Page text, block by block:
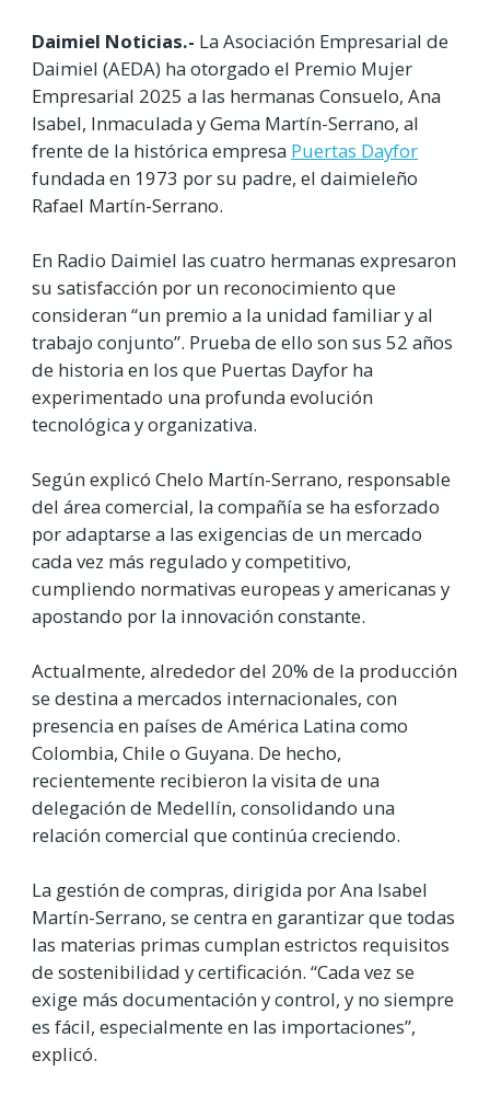
Daimiel Noticias.- La Asociación Empresarial de
Daimiel (AEDA) ha otorgado el Premio Mujer
Empresarial 2025 a las hermanas Consuelo, Ana
Isabel, Inmaculada y Gema Martín-Serrano, al
frente de la histórica empresa Puertas Dayfor
fundada en 1973 por su padre, el daimieleño
Rafael Martín-Serrano.
En Radio Daimiel las cuatro hermanas expresaron
su satisfacción por un reconocimiento que
consideran “un premio a la unidad familiar y al
trabajo conjunto”. Prueba de ello son sus 52 años
de historia en los que Puertas Dayfor ha
experimentado una profunda evolución
tecnológica y organizativa.
Según explicó Chelo Martín-Serrano, responsable
del área comercial, la compañía se ha esforzado
por adaptarse a las exigencias de un mercado
cada vez más regulado y competitivo,
cumpliendo normativas europeas y americanas y
apostando por la innovación constante.
Actualmente, alrededor del 20% de la producción
se destina a mercados internacionales, con
presencia en países de América Latina como
Colombia, Chile o Guyana. De hecho,
recientemente recibieron la visita de una
delegación de Medellín, consolidando una
relación comercial que continúa creciendo.
La gestión de compras, dirigida por Ana Isabel
Martín-Serrano, se centra en garantizar que todas
las materias primas cumplan estrictos requisitos
de sostenibilidad y certificación. “Cada vez se
exige más documentación y control, y no siempre
es fácil, especialmente en las importaciones”,
explicó.